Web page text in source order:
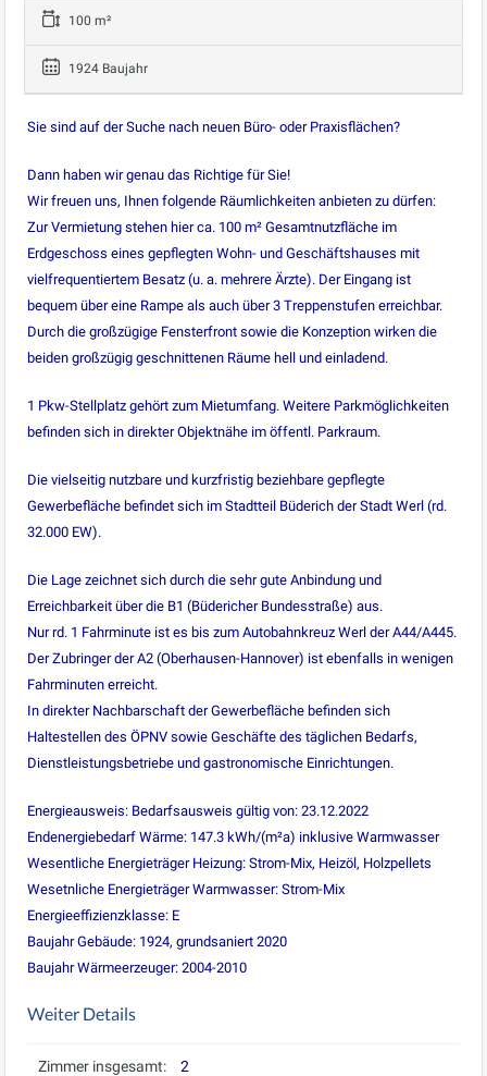
100 m²
1924 Baujahr
Sie sind auf der Suche nach neuen Büro- oder Praxisflächen?
Dann haben wir genau das Richtige für Sie!
Wir freuen uns, Ihnen folgende Räumlichkeiten anbieten zu dürfen:
Zur Vermietung stehen hier ca. 100 m² Gesamtnutzfläche im
Erdgeschoss eines gepflegten Wohn- und Geschäftshauses mit
vielfrequentiertem Besatz (u. a. mehrere Ärzte). Der Eingang ist
bequem über eine Rampe als auch über 3 Treppenstufen erreichbar.
Durch die großzügige Fensterfront sowie die Konzeption wirken die
beiden großzügig geschnittenen Räume hell und einladend.
1 Pkw-Stellplatz gehört zum Mietumfang. Weitere Parkmöglichkeiten
befinden sich in direkter Objektnähe im öffentl. Parkraum.
Die vielseitig nutzbare und kurzfristig beziehbare gepflegte
Gewerbefläche befindet sich im Stadtteil Büderich der Stadt Werl (rd.
32.000 EW).
Die Lage zeichnet sich durch die sehr gute Anbindung und
Erreichbarkeit über die B1 (Büdericher Bundesstraße) aus.
Nur rd. 1 Fahrminute ist es bis zum Autobahnkreuz Werl der A44/A445.
Der Zubringer der A2 (Oberhausen-Hannover) ist ebenfalls in wenigen
Fahrminuten erreicht.
In direkter Nachbarschaft der Gewerbefläche befinden sich
Haltestellen des ÖPNV sowie Geschäfte des täglichen Bedarfs,
Dienstleistungsbetriebe und gastronomische Einrichtungen.
Energieausweis: Bedarfsausweis gültig von: 23.12.2022
Endenergiebedarf Wärme: 147.3 kWh/(m²a) inklusive Warmwasser
Wesentliche Energieträger Heizung: Strom-Mix, Heizöl, Holzpellets
Wesetnliche Energieträger Warmwasser: Strom-Mix
Energieeffizienzklasse: E
Baujahr Gebäude: 1924, grundsaniert 2020
Baujahr Wärmeerzeuger: 2004-2010
Weiter Details
Zimmer insgesamt: 2